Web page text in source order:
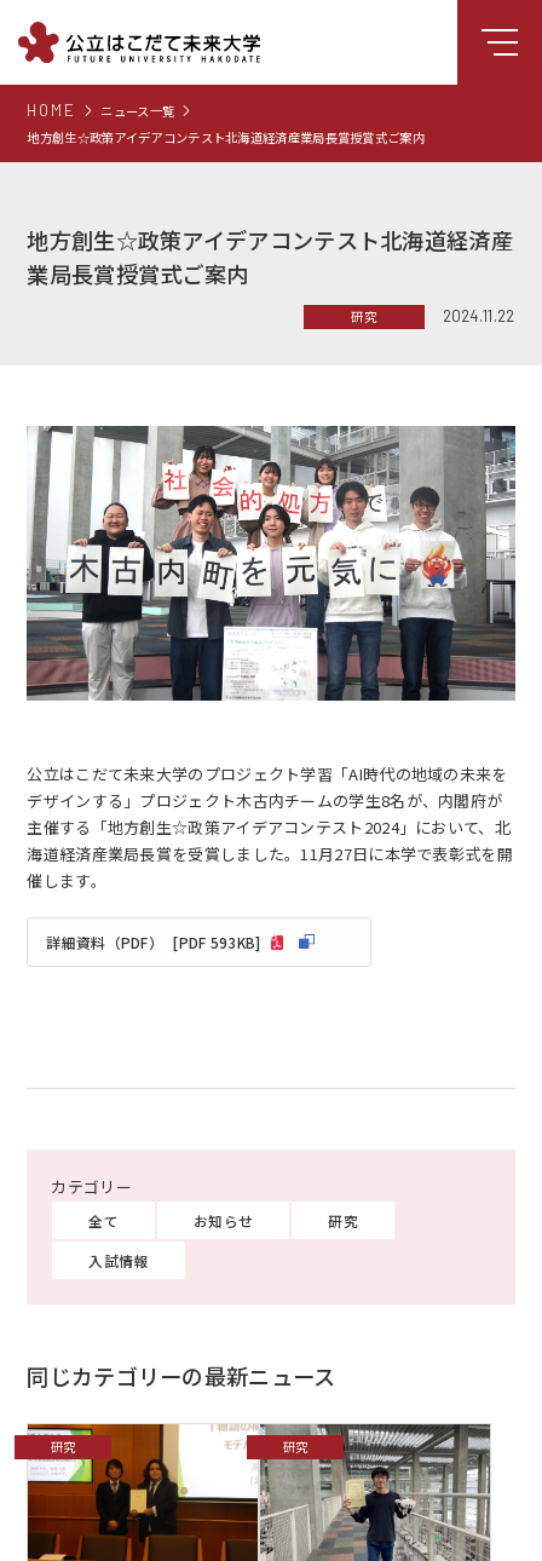
コンセプト動画
大学について
就職支援
図書館
受験生向け情報
HOME
ニュース一覧
地方創生☆政策アイデアコンテスト北海道経済産業局長賞授賞式ご案内
地方創生☆政策アイデアコンテスト北海道経済産
業局長賞授賞式ご案内
研究 2024.11.22
公立はこだて未来大学のプロジェクト学習「AI時代の地域の未来を
デザインする」プロジェクト木古内チームの学生8名が、内閣府が
主催する「地方創生☆政策アイデアコンテスト2024」において、北
海道経済産業局長賞を受賞しました。11月27日に本学で表彰式を開
催します。
詳細資料（PDF） [PDF 593KB]
全て お知らせ
研究
入試情報
同じカテゴリーの最新ニュース
研究 研究